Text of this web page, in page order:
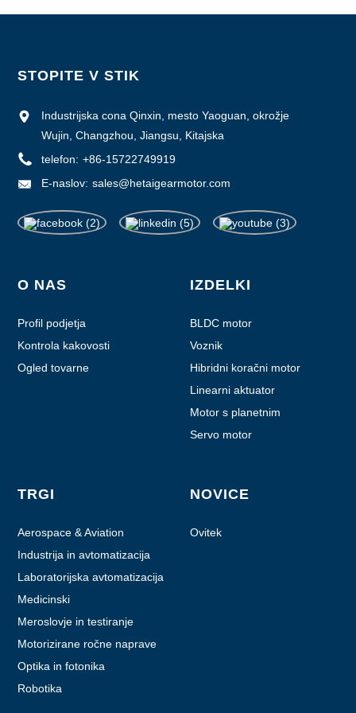
STOPITE V STIK
Industrijska cona Qinxin, mesto Yaoguan, okrožje
Wujin, Changzhou, Jiangsu, Kitajska
telefon: +86-15722749919
E-naslov: sales@hetaigearmotor.com
O NAS
Profil podjetja
Kontrola kakovosti
Ogled tovarne
IZDELKI
BLDC motor
Voznik
Hibridni koračni motor
Linearni aktuator
Motor s planetnim
menjalnikom
Servo motor
TRGI
Aerospace & Aviation
Industrija in avtomatizacija
Laboratorijska avtomatizacija
Medicinski
Meroslovje in testiranje
Motorizirane ročne naprave
Optika in fotonika
Robotika
NOVICE
Ovitek